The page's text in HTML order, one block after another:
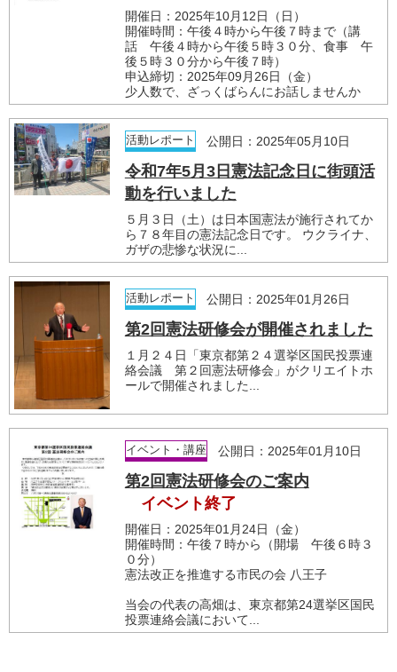
開催日：2025年10月12日（日）
開催時間：午後４時から午後７時まで（講
話 午後４時から午後５時３０分、食事 午
後５時３０分から午後７時）
申込締切：2025年09月26日（金）
少人数で、ざっくばらんにお話しませんか
活動レポート 公開日：2025年05月10日
令和7年5月3日憲法記念日に街頭活
動を行いました
５月３日（土）は日本国憲法が施行されてか
ら７８年目の憲法記念日です。 ウクライナ、
ガザの悲惨な状況に...
活動レポート 公開日：2025年01月26日
第2回憲法研修会が開催されました
１月２４日「東京都第２４選挙区国民投票連
絡会議 第２回憲法研修会」がクリエイトホ
ールで開催されました...
イベント・講座 公開日：2025年01月10日
第2回憲法研修会のご案内
イベント終了
開催日：2025年01月24日（金）
開催時間：午後７時から（開場 午後６時３
０分）
憲法改正を推進する市民の会 八王子
当会の代表の高畑は、東京都第24選挙区国民
投票連絡会議において...